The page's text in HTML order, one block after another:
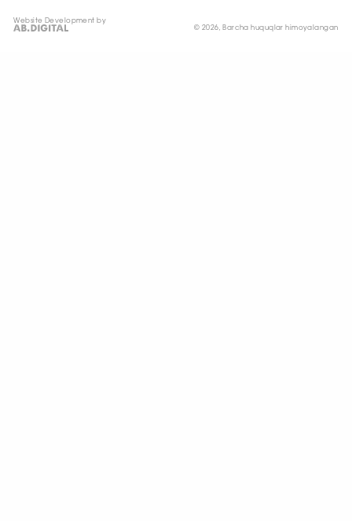
Website Development by
© 2026, Barcha huquqlar himoyalangan